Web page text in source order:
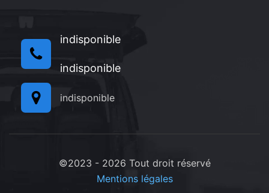
indisponible
indisponible
indisponible
©2023 - 2026 Tout droit réservé
Mentions légales